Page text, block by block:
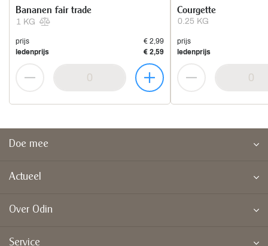
1 KG
Bananen fair trade
prijs
€ 2,99
ledenprijs
€ 2,59
0.25 KG
Courgette
prijs
ledenprijs
Doe mee
Actueel
Over Odin
Service